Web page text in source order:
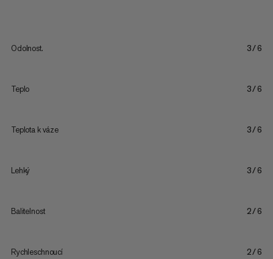
Odolnost. 3/6
Teplo 3/6
Teplota k váze 3/6
Lehký 3/6
Balitelnost 2/6
Rychleschnoucí 2/6